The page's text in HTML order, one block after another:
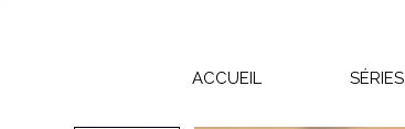
ACCUEIL SÉRIES